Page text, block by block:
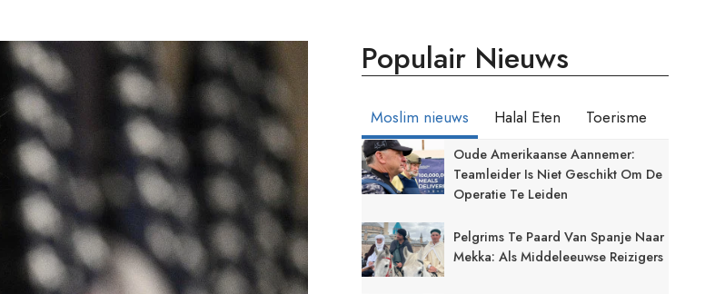
Populair Nieuws
Moslim nieuws Halal Eten Toerisme
Oude Amerikaanse Aannemer:
Teamleider Is Niet Geschikt Om De
Operatie Te Leiden
Pelgrims Te Paard Van Spanje Naar
Mekka: Als Middeleeuwse Reizigers